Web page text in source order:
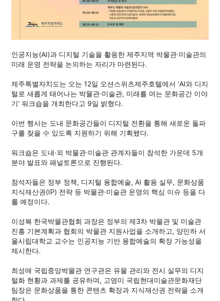
인공지능(AI)과 디지털 기술을 활용한 제주지역 박물관·미술관의
미래 운영 전략을 논의하는 자리가 마련된다.
제주특별자치도는 오는 12일 오션스위츠제주호텔에서 ‘AI와 디지
털로 새롭게 태어나는 박물관·미술관, 미래를 여는 문화공간 이야
기’ 워크숍을 개최한다고 9일 밝혔다.
이번 행사는 도내 문화공간들이 디지털 전환을 통해 새로운 돌파
구를 찾을 수 있도록 지원하기 위해 기획됐다.
워크숍은 도내·외 박물관·미술관 관계자들이 참석한 가운데 5개
분야 발표와 패널토론으로 진행된다.
참석자들은 정부 정책, 디지털 융합예술, AI 활용 실무, 문화상품
지식재산권(IP) 전략 등 박물관·미술관 운영의 핵심 이슈 등을 다
룰 예정이다.
이성복 한국박물관협회 과장은 정부의 제3차 박물관 및 미술관
진흥 기본계획과 협회의 박물관 지원사업을 소개하고, 양민하 서
울시립대학교 교수는 인공지능 기반 융합예술의 확장 가능성을
제시한다.
최성애 국립중앙박물관 연구관은 유물 관리와 전시 실무의 디지
털화 현황과 과제를 공유하며, 고영미 국립현대미술관문화재단
팀장은 문화상품을 통한 콘텐츠 확장과 지식재산권 전략을 소개